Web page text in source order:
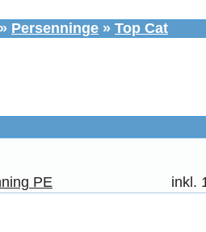
» Persenninge » Top Cat
PE inkl.